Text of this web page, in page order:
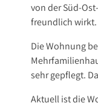
von der Süd-
freundlich wirkt.
Die Wohnung
sehr gepflegt.
Aktuell ist die